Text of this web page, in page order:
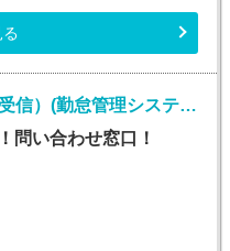
コールセンター・テレオペ（受信）(勤怠管理システムヘルプデスク)
問い合わせ窓口！